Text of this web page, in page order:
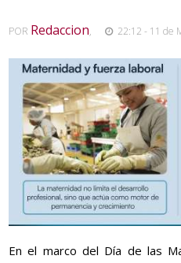
POR Redaccion, 22:12 - 11 de
En el marco del Día de las